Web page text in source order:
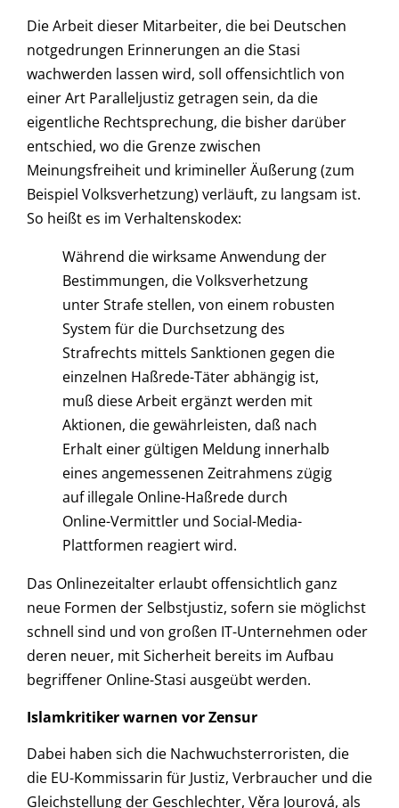
Die Arbeit dieser Mitarbeiter, die bei Deutschen
notgedrungen Erinnerungen an die Stasi
wachwerden lassen wird, soll offensichtlich von
einer Art Paralleljustiz getragen sein, da die
eigentliche Rechtsprechung, die bisher darüber
entschied, wo die Grenze zwischen
Meinungsfreiheit und krimineller Äußerung (zum
Beispiel Volksverhetzung) verläuft, zu langsam ist.
So heißt es im Verhaltenskodex:
Während die wirksame Anwendung der
Bestimmungen, die Volksverhetzung
unter Strafe stellen, von einem robusten
System für die Durchsetzung des
Strafrechts mittels Sanktionen gegen die
einzelnen Haßrede-Täter abhängig ist,
muß diese Arbeit ergänzt werden mit
Aktionen, die gewährleisten, daß nach
Erhalt einer gültigen Meldung innerhalb
eines angemessenen Zeitrahmens zügig
auf illegale Online-Haßrede durch
Online-Vermittler und Social-Media-
Plattformen reagiert wird.
Das Onlinezeitalter erlaubt offensichtlich ganz
neue Formen der Selbstjustiz, sofern sie möglichst
schnell sind und von großen IT-Unternehmen oder
deren neuer, mit Sicherheit bereits im Aufbau
begriffener Online-Stasi ausgeübt werden.
Islamkritiker warnen vor Zensur
Dabei haben sich die Nachwuchsterroristen, die
die EU-Kommissarin für Justiz, Verbraucher und die
Gleichstellung der Geschlechter, Věra Jourová, als